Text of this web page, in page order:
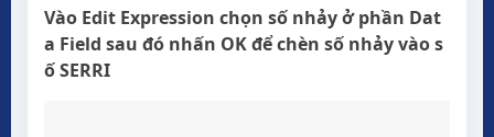
Vào Edit Expression chọn số nhảy ở phần Dat
a Field sau đó nhấn OK để chèn số nhảy vào s
ố SERRI